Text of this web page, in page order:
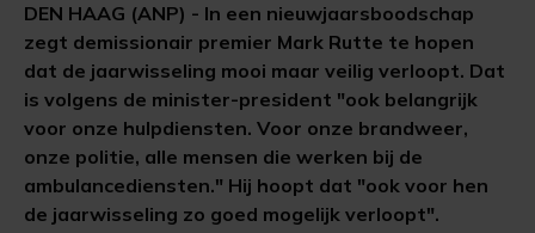
DEN HAAG (ANP) - In een nieuwjaarsboodschap
zegt demissionair premier Mark Rutte te hopen
dat de jaarwisseling mooi maar veilig verloopt. Dat
is volgens de minister-president "ook belangrijk
voor onze hulpdiensten. Voor onze brandweer,
onze politie, alle mensen die werken bij de
ambulancediensten." Hij hoopt dat "ook voor hen
de jaarwisseling zo goed mogelijk verloopt".